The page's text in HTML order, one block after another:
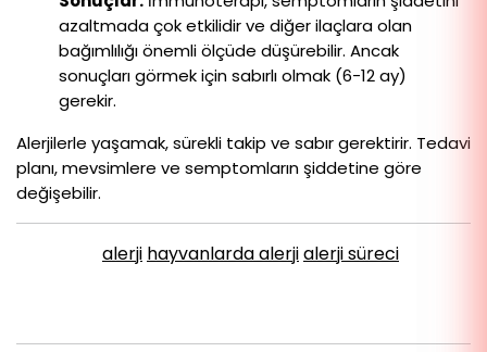
azaltmada çok etkilidir ve diğer ilaçlara olan
bağımlılığı önemli ölçüde düşürebilir. Ancak
sonuçları görmek için sabırlı olmak (6-12 ay)
gerekir.
Alerjilerle yaşamak, sürekli takip ve sabır gerektirir. Tedavi
planı, mevsimlere ve semptomların şiddetine göre
değişebilir.
alerji hayvanlarda alerjialerji süreci